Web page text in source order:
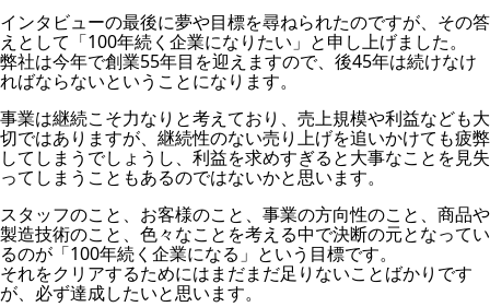
インタビューの最後に夢や目標を尋ねられたのですが、その答
えとして「100年続く企業になりたい」と申し上げました。
弊社は今年で創業55年目を迎えますので、後45年は続けなけ
ればならないということになります。
事業は継続こそ力なりと考えており、売上規模や利益なども大
切ではありますが、継続性のない売り上げを追いかけても疲弊
してしまうでしょうし、利益を求めすぎると大事なことを見失
ってしまうこともあるのではないかと思います。
スタッフのこと、お客様のこと、事業の方向性のこと、商品や
製造技術のこと、色々なことを考える中で決断の元となってい
るのが「100年続く企業になる」という目標です。
それをクリアするためにはまだまだ足りないことばかりです
が、必ず達成したいと思います。